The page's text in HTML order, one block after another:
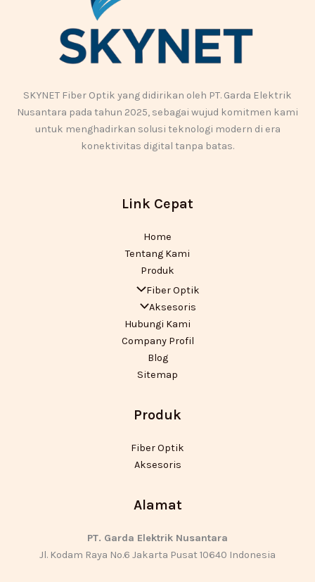
SKYNET Fiber Optik yang didirikan oleh PT. Garda Elektrik
Nusantara pada tahun 2025, sebagai wujud komitmen kami
untuk menghadirkan solusi teknologi modern di era
konektivitas digital tanpa batas.
Link Cepat
Home
Tentang Kami
Produk
Fiber Optik
Aksesoris
Hubungi Kami
Company Profil
Blog
Sitemap
Produk
Fiber Optik
Aksesoris
Alamat
PT. Garda Elektrik Nusantara
Jl. Kodam Raya No.6 Jakarta Pusat 10640 Indonesia